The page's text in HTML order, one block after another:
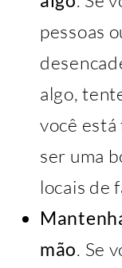
pessoas
algo,
você
ser uma
locais de
mão. Se